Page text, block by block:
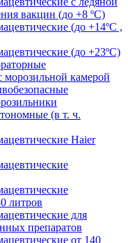
вакцин (до +8 ºС)
(до +14ºС ,
(до +23ºС)
морозильной камерой
(в т. ч.
Haier
литров
для
препаратов
от 140